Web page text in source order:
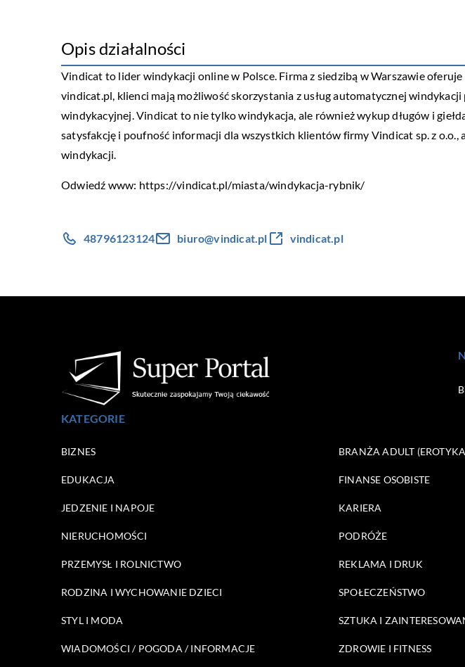
Opis działalności
Vindicat to lider windykacji online w Polsce. Firma z siedzibą w Warszawie
vindicat.pl, klienci mają możliwość skorzystania z usług automatycznej
windykacyjnej. Vindicat to nie tylko windykacja, ale również wykup długów i
satysfakcję i poufność informacji dla wszystkich klientów firmy Vindicat sp. z
windykacji.
Odwiedź www: https://vindicat.pl/miasta/windykacja-rybnik/
48796123124 biuro@vindicat.pl vindicat.pl
KATEGORIE
BIZNES BRANŻA ADULT
EDUKACJA FINANSE OSOBISTE
JEDZENIE I NAPOJE KARIERA
NIERUCHOMOŚCI PODRÓŻE
PRZEMYSŁ I ROLNICTWO REKLAMA I DRUK
RODZINA I WYCHOWANIE DZIECI SPOŁECZEŃSTWO
STYL I MODA SZTUKA I
WIADOMOŚCI / POGODA / INFORMACJE ZDROWIE I FITNESS